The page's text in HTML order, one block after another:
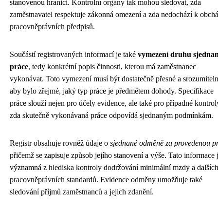
stanovenou hranici. Kontrolní orgány tak mohou sledovat, zda
zaměstnavatel respektuje zákonná omezení a zda nedochází k
pracovněprávních předpisů.
Součástí registrovaných informací je také vymezení druhu
práce, tedy konkrétní popis činnosti, kterou má zaměstnanec
vykonávat. Toto vymezení musí být dostatečně přesné a
aby bylo zřejmé, jaký typ práce je předmětem dohody. Specifikace
práce slouží nejen pro účely evidence, ale také pro případné
zda skutečně vykonávaná práce odpovídá sjednaným podmínkám.
Registr obsahuje rovněž údaje o sjednané odměně za provedenou
přičemž se zapisuje způsob jejího stanovení a výše. Tato informace
významná z hlediska kontroly dodržování minimální mzdy a dalších
pracovněprávních standardů. Evidence odměny umožňuje také
sledování příjmů zaměstnanců a jejich zdanění.